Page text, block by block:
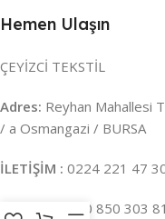
Hemen Ulaşın
ÇEYİZCİ TEKSTİL
Adres: Reyhan Mahallesi
/ a Osmangazi / BURSA
İLETİŞİM : 0224 221 47
WHATSAPP : 0 850 303